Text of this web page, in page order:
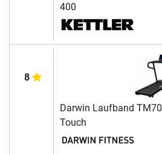
400
8
Darwin Laufband TM70
Touch